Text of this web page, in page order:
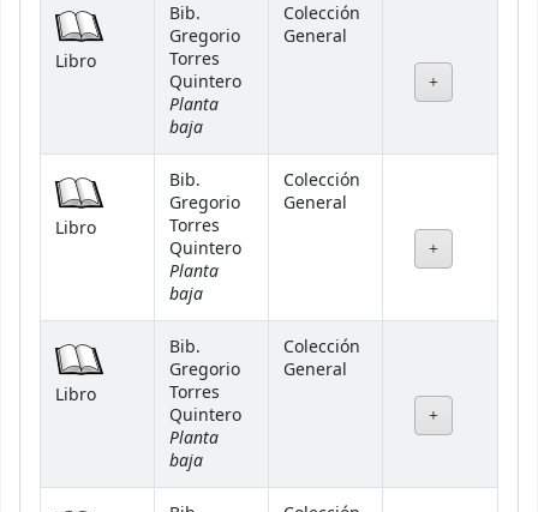
Libro
Bib.
Gregorio
Torres
Quintero
Planta
baja
Colección
General
Libro
Bib.
Gregorio
Torres
Quintero
Planta
baja
Colección
General
Libro
Bib.
Gregorio
Torres
Quintero
Planta
baja
Colección
General